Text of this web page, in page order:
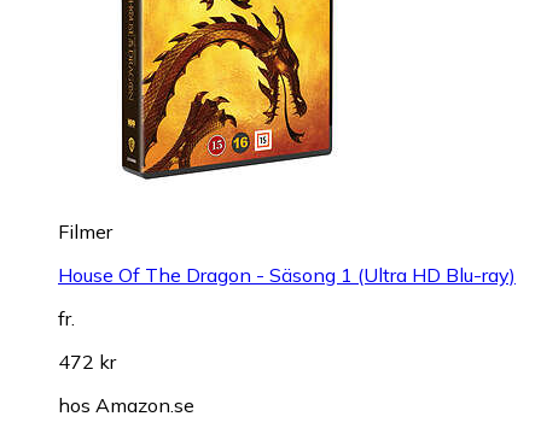
Filmer
House Of The Dragon - Säsong 1 (Ultra HD Blu-ray)
fr.
472 kr
hos Amazon.se